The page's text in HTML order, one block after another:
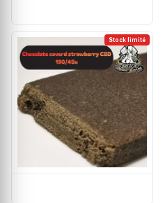
Stock limité